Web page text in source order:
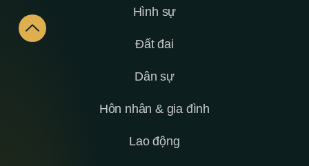
Hình sự
Đất đai
Dân sự
Hôn nhân & gia đình
Lao động